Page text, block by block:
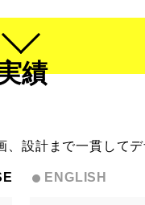
績
、設計まで一貫して
ENGLISH